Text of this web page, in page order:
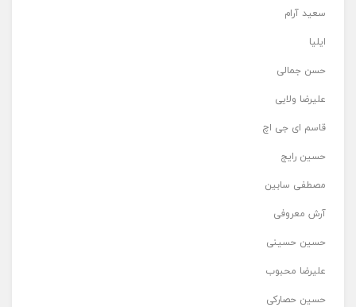
سعید آرام
ایلیا
حسن جمالی
علیرضا ولایی
قاسم ای جی اچ
حسین رایج
مصطفی سابین
آرش معروفی
حسین حسینی
علیرضا محبوب
حسین حصارکی